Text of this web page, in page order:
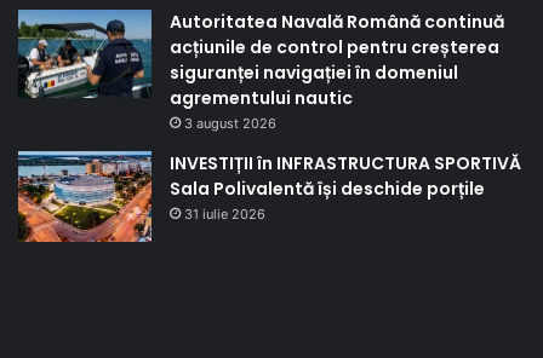
Autoritatea Navală Română continuă
acțiunile de control pentru creșterea
siguranței navigației în domeniul
agrementului nautic
3 august 2026
INVESTIȚII în INFRASTRUCTURA SPORTIVĂ
Sala Polivalentă își deschide porțile
31 iulie 2026